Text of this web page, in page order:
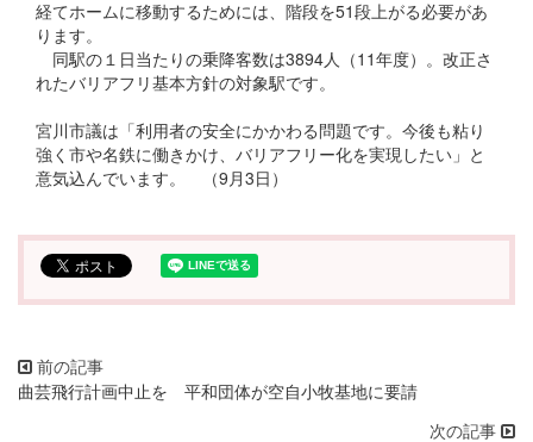
経てホームに移動するためには、階段を51段上がる必要があ
ります。
同駅の１日当たりの乗降客数は3894人（11年度）。改正さ
れたバリアフリ基本方針の対象駅です。
宮川市議は「利用者の安全にかかわる問題です。今後も粘り
強く市や名鉄に働きかけ、バリアフリー化を実現したい」と
意気込んでいます。 （9月3日）
曲芸飛行計画中止を 平和団体が空自小牧基地に要請